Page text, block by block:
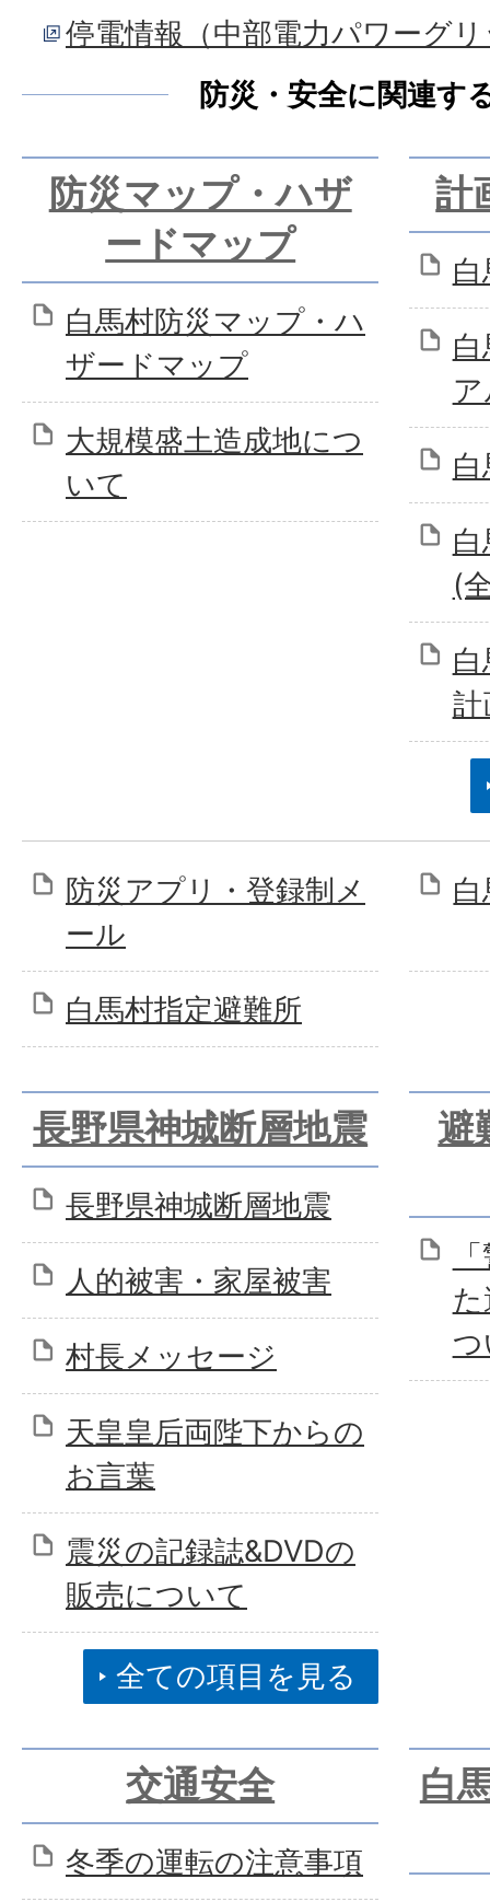
停電情報（中部電力パワーグ
防災・安全に関連す
防災マップ・ハザ
ードマップ
白馬村防災マップ・ハ
ザードマップ
大規模盛土造成地につ
いて
計
(
計
防災アプリ・登録制メ
ール
白馬村指定避難所
長野県神城断層地震
長野県神城断層地震
人的被害・家屋被害
村長メッセージ
天皇皇后両陛下からの
お言葉
震災の記録誌&DVDの
販売について
全ての項目を見る
避
交通安全
冬季の運転の注意事項
白